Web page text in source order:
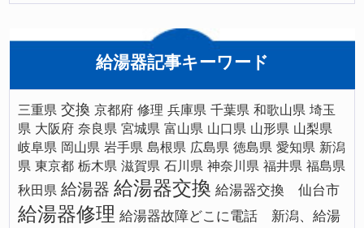
給湯器記事キーワード
三重県 交換 京都府 修理 兵庫県 千葉県 和歌山県 埼玉
県 大阪府 奈良県 宮城県 富山県 山口県 山形県 山梨県
岐阜県 岡山県 岩手県 島根県 広島県 徳島県 愛知県 新潟
県 東京都 栃木県 滋賀県 石川県 神奈川県 福井県 福島県
秋田県 給湯器 給湯器交換 給湯器交換 仙台市
給湯器修理 給湯器故障どこに電話 新潟、給湯